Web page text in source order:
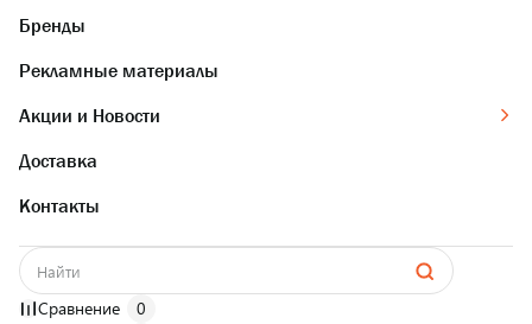
Бренды
Рекламные материалы
Акции и Новости
Доставка
Контакты
Сравнение
0